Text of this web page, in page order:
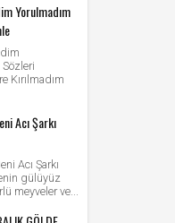
Yorulmadım
Sözleri
Kırılmadım
Acı Şarkı
Acı Şarkı
gülüyüz
meyveler ve...